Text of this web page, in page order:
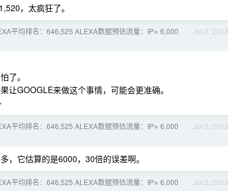
，太疯狂了。
Jul 2, 2013
平均排名：646,525 ALEXA数据预估流量：IP≈ 6,000
了。
让GOOGLE来做这个事情，可能会更准确。
Jul 2, 2013
平均排名：646,525 ALEXA数据预估流量：IP≈ 6,000
，它估算的是6000，30倍的误差啊。
Jul 2, 2013
平均排名：646,525 ALEXA数据预估流量：IP≈ 6,000